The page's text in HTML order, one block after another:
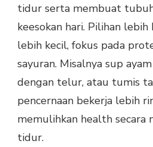
tidur serta membuat
keesokan hari. Pilihan
lebih kecil, fokus pada
sayuran. Misalnya sup
dengan telur, atau tumis
pencernaan bekerja lebih
memulihkan health secara
tidur.